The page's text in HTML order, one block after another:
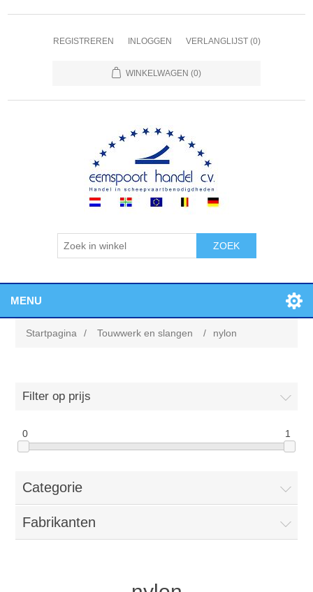
REGISTREREN INLOGGEN VERLANGLIJST (0)
WINKELWAGEN (0)
ZOEK
MENU
Startpagina / Touwwerk en slangen / nylon
Filter op prijs
0 1
Categorie
Fabrikanten